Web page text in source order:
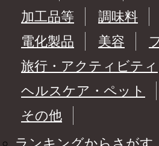
加工品等
調味料
電化製品
美容
旅行・アクティビティ
ヘルスケア・ペット
その他